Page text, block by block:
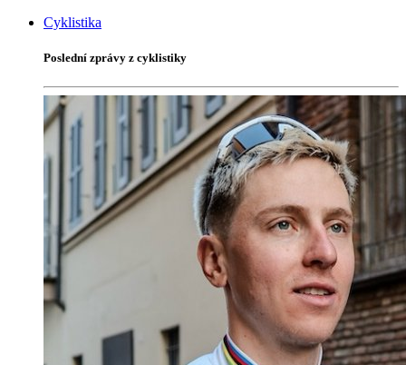
Cyklistika
Poslední zprávy z cyklistiky